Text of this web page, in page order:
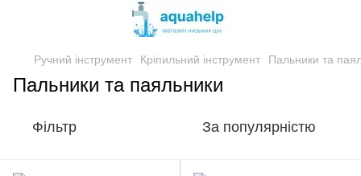
Ручний інструмент Кріпильний інструмент Пальники та
Пальники та паяльники
Фільтр За популярністю